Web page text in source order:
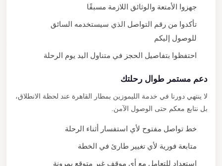
جهزوا الأمتعة والوثائق اللازمة مسبقًا
تأكدوا من رقم التواصل الذي سيستخدمه السائق
للوصول إليكم
احتفظوا بتفاصيل الحجز في متناول اليد يوم الرحلة
دعم مستمر طوال رحلتك
لا ينتهي دورنا في خدمة الليموزين بمطار القاهرة عند لحظة الانطلاق،
بل نتابع معكم حتى الوصول الآمن.
خط تواصل مفتوح لأي استفسار أثناء الرحلة
متابعة فورية لأي تغيير طارئ في الخطة
استعداد للتعامل مع أي موقف غير متوقع بمرونة